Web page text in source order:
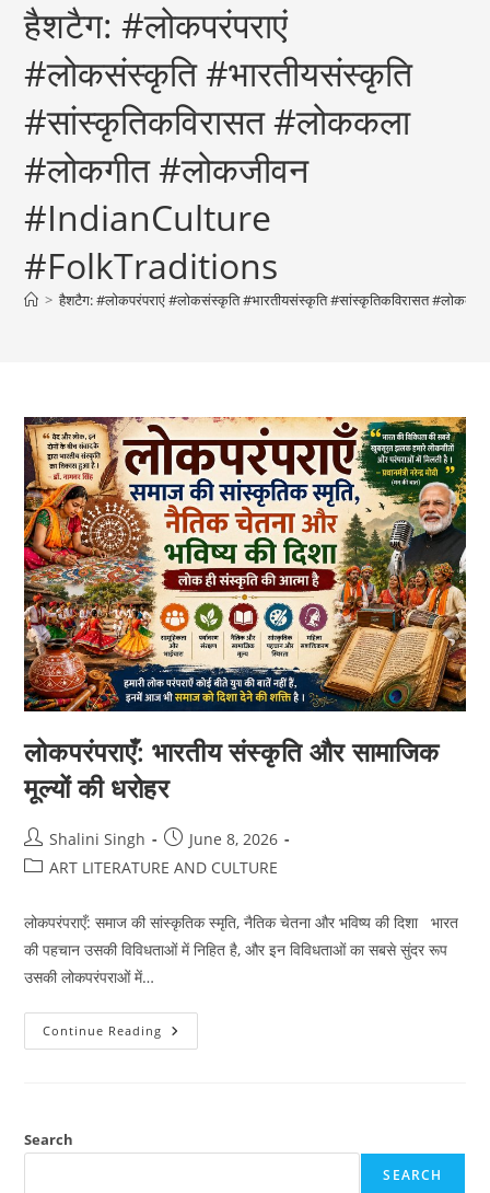
हैशटैग: #लोकपरंपराएं
#लोकसंस्कृति #भारतीयसंस्कृति
#सांस्कृतिकविरासत #लोककला
#लोकगीत #लोकजीवन
#IndianCulture
#FolkTraditions
> हैशटैग: #लोकपरंपराएं #लोकसंस्कृति #भारतीयसंस्कृति #सांस्कृतिकविरासत
लोकपरंपराएँ: भारतीय संस्कृति और सामाजिक
मूल्यों की धरोहर
Post
author:
Shalini Singh
Post
published:
June 8, 2026
PostART LITERATURE AND CULTURE
लोकपरंपराएँ: समाज की सांस्कृतिक स्मृति, नैतिक चेतना और भविष्य की दिशा भारत
की पहचान उसकी विविधताओं में निहित है, और इन विविधताओं का सबसे सुंदर रूप
उसकी लोकपरंपराओं में…
Continue Reading लोकपरंपराएँ:
भारतीय
Search
SEARCH